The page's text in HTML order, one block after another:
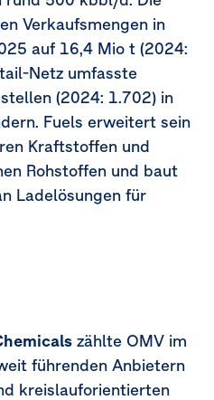
Verkaufsmengen in
auf 16,4 Mio t (2024:
Netz umfasste
(2024: 1.702) in
Fuels erweitert sein
Kraftstoffen und
Rohstoffen und baut
Ladelösungen für
zählte OMV im
führenden Anbietern
kreislauforientierten